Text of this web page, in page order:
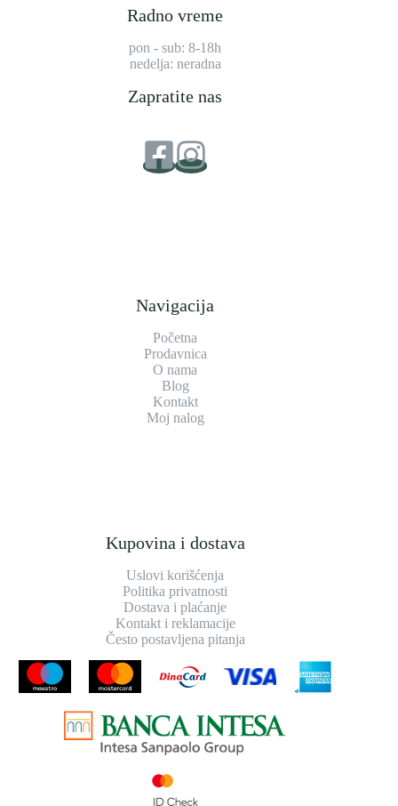
Radno vreme
pon - sub: 8-18h
nedelja: neradna
Zapratite nas
Navigacija
Početna
Prodavnica
O nama
Blog
Kontakt
Moj nalog
Kupovina i dostava
Uslovi korišćenja
Politika privatnosti
Dostava i plaćanje
Kontakt i reklamacije
Često postavljena pitanja